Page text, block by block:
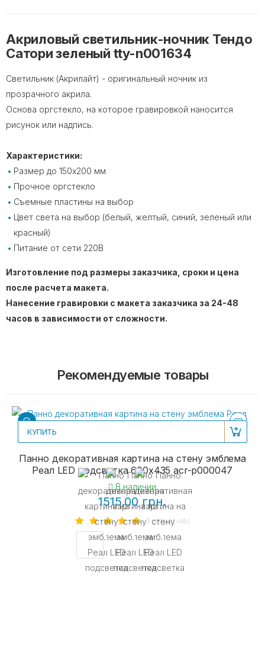
Акриловый светильник-ночник Тендо
Сатори зеленый tty-n001634
Светильник (Акрилайт) - оригинальный ночник из
прозрачного акрила.
Основа оргстекло, на которое гравировкой наносится
рисунок или надпись.
Характеристики:
Размер до 150х200 мм
Прочное оргстекло
Съемные пластины на выбор
Цвет света на выбор (белый, желтый, синий, зеленый или
красный)
Питание от сети 220В
Изготовление под размеры заказчика, сроки и цена
после расчета макета.
Нанесение гравировки с макета заказчика за 24-48
часов в зависимости от сложности.
Рекомендуемые товары
КУПИТЬ
Панно декоративная картина на стену эмблема
Реал LED подсветка 600х435 acr-p000047
В наличии
1515.00 грн.
1 отзыв(-ов)